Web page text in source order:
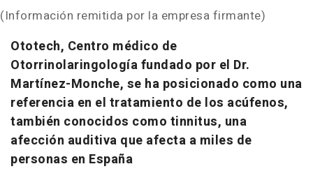
(Información remitida por la empresa firmante)
Ototech, Centro médico de
Otorrinolaringología fundado por el Dr.
Martínez-Monche, se ha posicionado como una
referencia en el tratamiento de los acúfenos,
también conocidos como tinnitus, una
afección auditiva que afecta a miles de
personas en España